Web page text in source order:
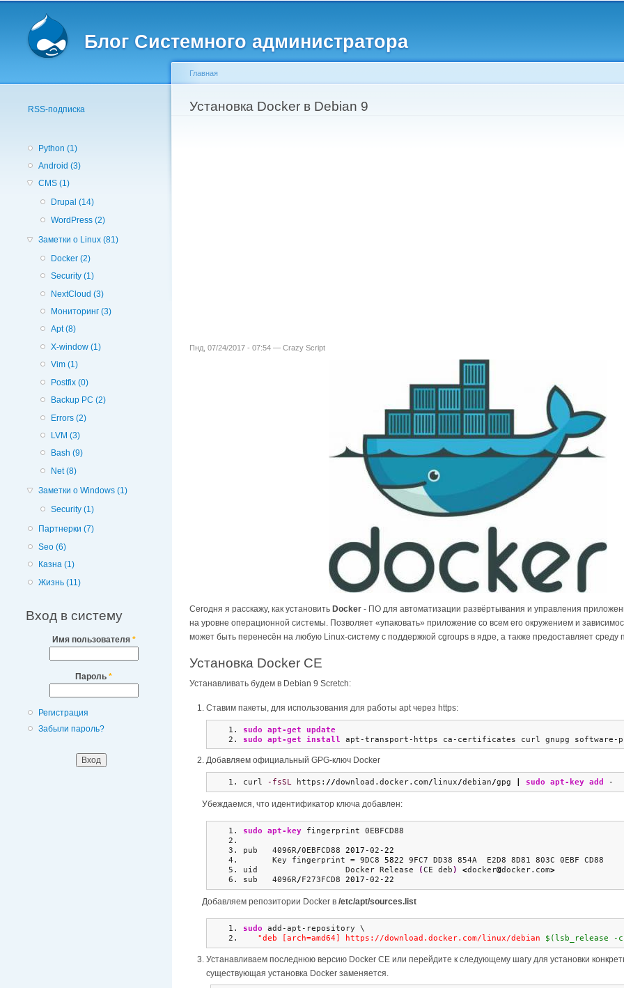
Блог Системного администратора
RSS-подписка
Python (1)
Android (3)
CMS (1)
Drupal (14)
WordPress (2)
Заметки о Linux (81)
Docker (2)
Security (1)
NextCloud (3)
Мониторинг (3)
Apt (8)
X-window (1)
Vim (1)
Postfix (0)
Backup PC (2)
Errors (2)
LVM (3)
Bash (9)
Net (8)
Заметки о Windows (1)
Security (1)
Партнерки (7)
Seo (6)
Казна (1)
Жизнь (11)
Вход в систему
Имя пользователя *
Пароль *
Регистрация
Забыли пароль?
Вы здесь
Главная
Установка Docker в Debian 9
Пнд, 07/24/2017 - 07:54 — Crazy Script
Сегодня я расскажу, как установить Docker - ПО для автоматизации развёртывания и управления
на уровне операционной системы. Позволяет «упаковать» приложение со всем его окружением и
может быть перенесён на любую Linux-систему с поддержкой cgroups в ядре, а также предоставляет среду
Установка Docker CE
Устанавливать будем в Debian 9 Scretch:
Ставим пакеты, для использования для работы apt через https:
sudo apt-get update
sudo apt-get install apt-transport-https ca-certificates curl gnupg software-
Добавляем официальный GPG-ключ Docker
curl -fsSL https: //download.docker.com/linux/debian/gpg sudo apt-key add -
Убеждаемся, что идентификатор ключа добавлен:
sudo apt-key fingerprint 0EBFCD88
pub   4096R/0EBFCD88 2017 -02-22
      Key fingerprint = 9DC8
5822 9FC7 DD38 854A  E2D8 8D81 803C 0EBF CD88
uid                  Docker Release
(CE deb) <docker@docker.com>
sub   4096R/F273FCD8 2017 -02-22
Добавляем репозитории Docker в/etc/apt/sources.list
sudo add-apt-repository \
"deb [arch=amd64] https://download.docker.com/linux/debian $(lsb_release -
Устанавливаем последнюю версию Docker CE или перейдите к следующему шагу для установки
существующая установка Docker заменяется.